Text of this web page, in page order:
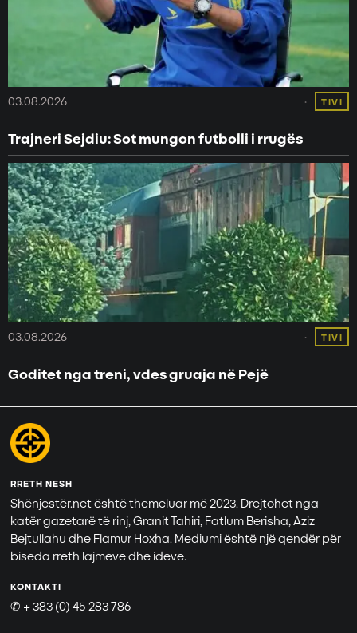
03.08.2026 TIVI
Trajneri Sejdiu: Sot mungon futbolli i rrugës
03.08.2026 TIVI
Goditet nga treni, vdes gruaja në Pejë
RRETH NESH
Shënjestër.net është themeluar më 2023. Drejtohet nga
katër gazetarë të rinj, Granit Tahiri, Fatlum Berisha, Aziz
Bejtullahu dhe Flamur Hoxha. Mediumi është një qendër për
biseda rreth lajmeve dhe ideve.
KONTAKTI
✆ + 383 (0) 45 283 786